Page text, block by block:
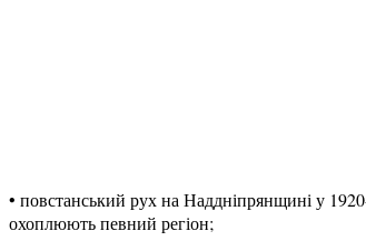
• повстанський рух на Наддніпрянщині у
охоплюють певний регіон;